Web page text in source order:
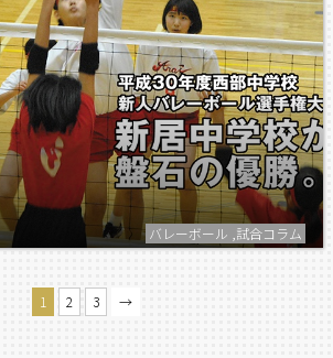
バレーボール ,試合コラム
1 2 3 →